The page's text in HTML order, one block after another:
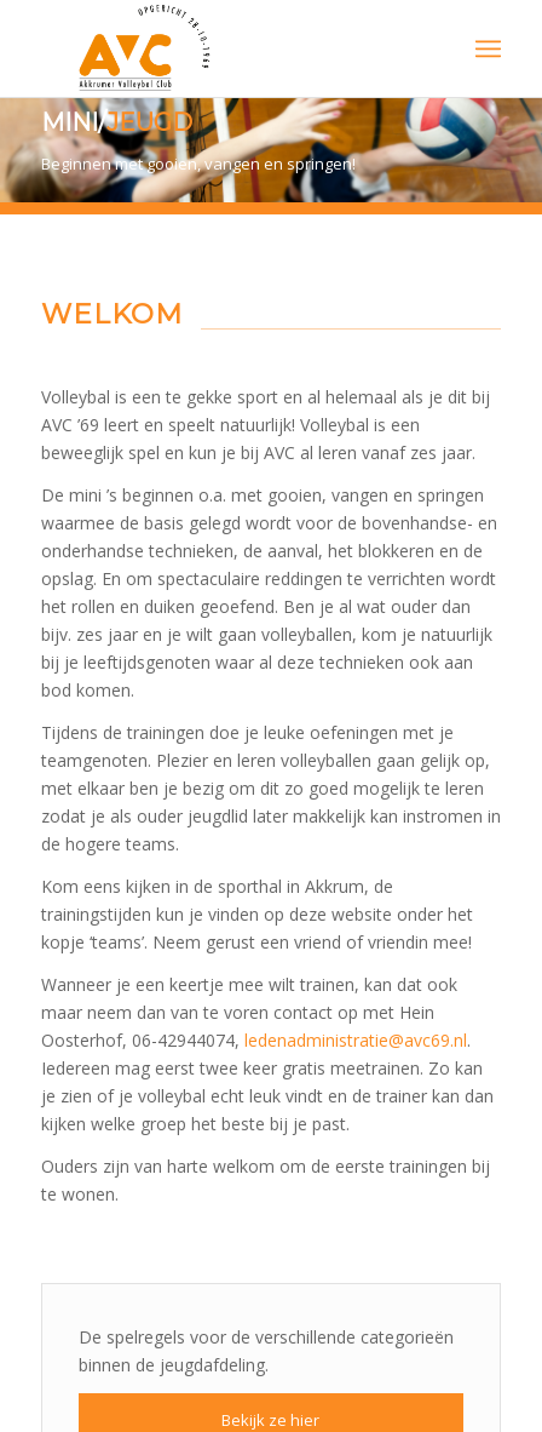
MINI/JEUGD
Beginnen met gooien, vangen en springen!
WELKOM
Volleybal is een te gekke sport en al helemaal als je dit bij
AVC ’69 leert en speelt natuurlijk! Volleybal is een
beweeglijk spel en kun je bij AVC al leren vanaf zes jaar.
De mini ’s beginnen o.a. met gooien, vangen en springen
waarmee de basis gelegd wordt voor de bovenhandse- en
onderhandse technieken, de aanval, het blokkeren en de
opslag. En om spectaculaire reddingen te verrichten wordt
het rollen en duiken geoefend. Ben je al wat ouder dan
bijv. zes jaar en je wilt gaan volleyballen, kom je natuurlijk
bij je leeftijdsgenoten waar al deze technieken ook aan
bod komen.
Tijdens de trainingen doe je leuke oefeningen met je
teamgenoten. Plezier en leren volleyballen gaan gelijk op,
met elkaar ben je bezig om dit zo goed mogelijk te leren
zodat je als ouder jeugdlid later makkelijk kan instromen in
de hogere teams.
Kom eens kijken in de sporthal in Akkrum, de
trainingstijden kun je vinden op deze website onder het
kopje ‘teams’. Neem gerust een vriend of vriendin mee!
Wanneer je een keertje mee wilt trainen, kan dat ook
maar neem dan van te voren contact op met Hein
Oosterhof, 06-42944074, ledenadministratie@avc69.nl.
Iedereen mag eerst twee keer gratis meetrainen. Zo kan
je zien of je volleybal echt leuk vindt en de trainer kan dan
kijken welke groep het beste bij je past.
Ouders zijn van harte welkom om de eerste trainingen bij
te wonen.
De spelregels voor de verschillende categorieën
binnen de jeugdafdeling.
Bekijk ze hier